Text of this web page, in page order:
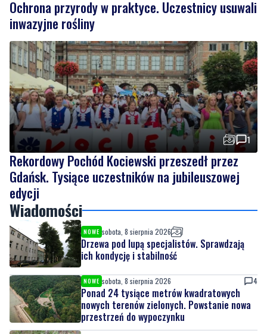
Ochrona przyrody w praktyce. Uczestnicy usuwali
inwazyjne rośliny
1
Rekordowy Pochód Kociewski przeszedł przez
Gdańsk. Tysiące uczestników na jubileuszowej
edycji
Wiadomości
NOWE sobota, 8 sierpnia 2026
Drzewa pod lupą specjalistów. Sprawdzają
ich kondycję i stabilność
NOWE sobota, 8 sierpnia 2026 4
Ponad 24 tysiące metrów kwadratowych
nowych terenów zielonych. Powstanie nowa
przestrzeń do wypoczynku